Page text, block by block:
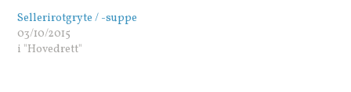
Sellerirotgryte / -suppe
03/10/2015
i "Hovedrett"